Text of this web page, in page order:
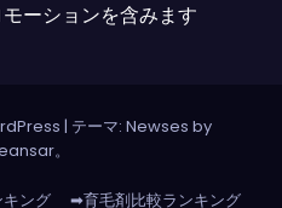
ーションを含みます
| テーマ: Newses by
。
ング ➡育毛剤比較ランキング